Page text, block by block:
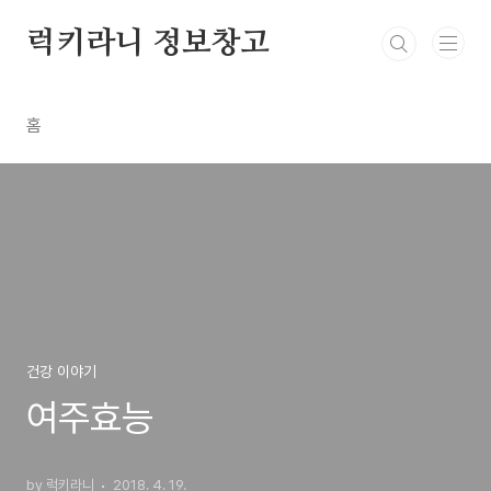
럭키라니 정보창고
홈
건강 이야기
여주효능
by 럭키라니 2018. 4. 19.